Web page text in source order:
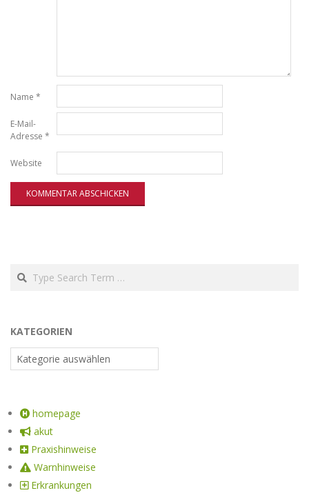
Name *
E-Mail-
Adresse *
Website
KATEGORIEN
homepage
akut
Praxishinweise
Warnhinweise
Erkrankungen